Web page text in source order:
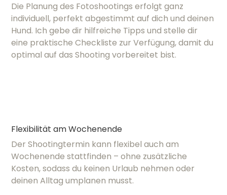
Die Planung des Fotoshootings erfolgt ganz
individuell, perfekt abgestimmt auf dich und deinen
Hund. Ich gebe dir hilfreiche Tipps und stelle dir
eine praktische Checkliste zur Verfügung, damit du
optimal auf das Shooting vorbereitet bist.
Flexibilität am Wochenende
Der Shootingtermin kann flexibel auch am
Wochenende stattfinden – ohne zusätzliche
Kosten, sodass du keinen Urlaub nehmen oder
deinen Alltag umplanen musst.